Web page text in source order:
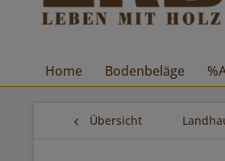
Home Bodenbeläge
Übersicht